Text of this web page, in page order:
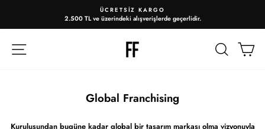
Slayt
duraklat
ÜCRETSIZ KARGO
2.500 TL ve üzerindeki alışverişlerde geçerlidir.
ARA
Global Franchising
Kuruluşundan bugüne kadar global bir tasarım markası olma vizyonuyla